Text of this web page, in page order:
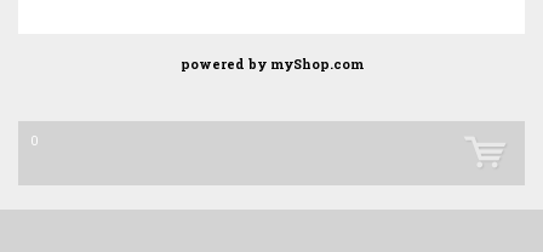
powered by myShop.com
0